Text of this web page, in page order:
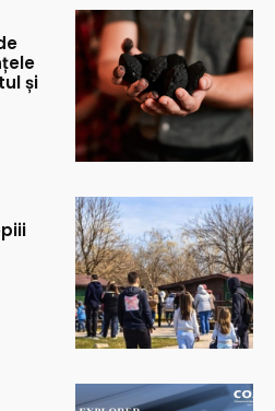
și